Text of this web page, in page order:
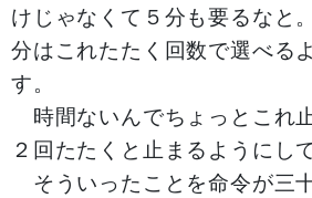
けじゃなくて５分も要るなと
分はこれたたく回数で選べる
す。
時間ないんでちょっとこれ
２回たたくと止まるようにし
そういったことを命令が三